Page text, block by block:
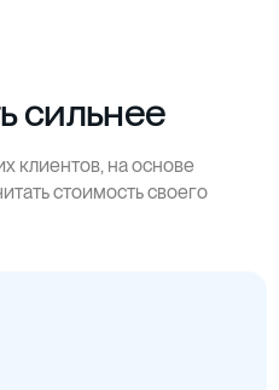
сильнее
клиентов, на основе
стоимость своего